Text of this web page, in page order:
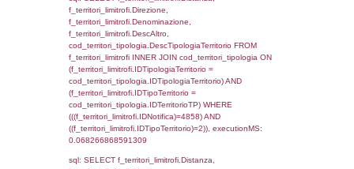
sql: SELECT a2p.Cognome, a2p.Nome
a2_ruolipersonale a2rp INNER JOIN
a2rp.IDPersonale = a2p.IDPersonale
(((a2p.IDNotifica)=4858) AND
executionMS: 0.0025088787078857
sql: SELECT Cognome, Nome FROM
reg_a2_ruolipersonale INNER JOIN
reg_a2_ruolipersonale.IDPersonale =